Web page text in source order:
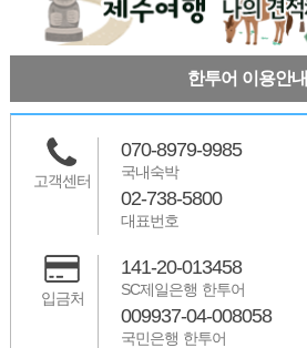
한투어 이용안내
고객센터
070-8979-9985
국내숙박
02-738-5800
대표번호
입금처
141-20-013458
SC제일은행 한투어
009937-04-008058
국민은행 한투어